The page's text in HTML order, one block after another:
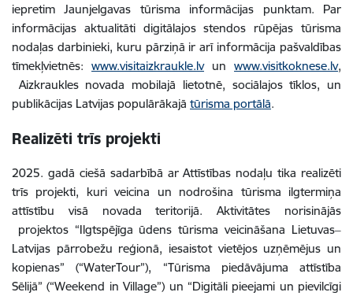
iepretim Jaunjelgavas tūrisma informācijas punktam. Par
informācijas aktualitāti digitālajos stendos rūpējas tūrisma
nodaļas darbinieki, kuru pārziņā ir arī informācija pašvaldības
tīmekļvietnēs: www.visitaizkraukle.lv un www.visitkoknese.lv,
Aizkraukles novada mobilajā lietotnē, sociālajos tīklos, un
publikācijas Latvijas populārākajā tūrisma portālā.
Realizēti trīs projekti
2025. gadā ciešā sadarbībā ar Attīstības nodaļu tika realizēti
trīs projekti, kuri veicina un nodrošina tūrisma ilgtermiņa
attīstību visā novada teritorijā. Aktivitātes norisinājās
projektos “Ilgtspējīga ūdens tūrisma veicināšana Lietuvas‒
Latvijas pārrobežu reģionā, iesaistot vietējos uzņēmējus un
kopienas” (“WaterTour”), “Tūrisma piedāvājuma attīstība
Sēlijā” (“Weekend in Village”) un “Digitāli pieejami un pievilcīgi